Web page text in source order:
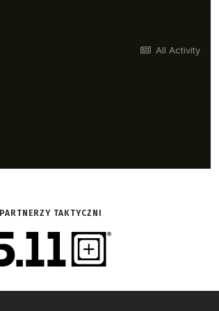
PARTNERZY TAKTYCZNI